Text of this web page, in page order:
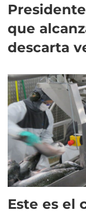
que
descarta
Este es el